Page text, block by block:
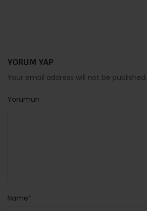
YORUM YAP
Your email address will not be published.
Yorumun
Name*